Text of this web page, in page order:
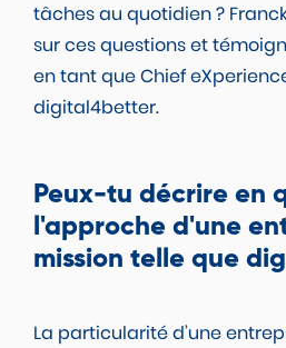
tâches au quotidien ?
sur ces questions et
en tant que Chief
digital4better.
Peux-tu décrire en
l'approche d'une
mission telle que
La particularité d’une